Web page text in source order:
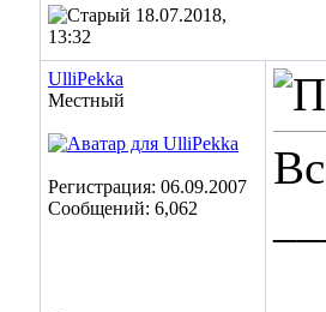
18.07.2018,
13:32
UlliPekka
Местный
Регистрация: 06.09.2007
Сообщений: 6,062